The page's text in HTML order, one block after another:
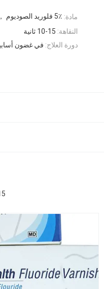
مادة: 5٪ فلوريد الصوديوم ， مكونات أخرى
النقاهة: 10-15 ثانية
دورة العلاج: في غضون أسابيع
10-15 ثانية